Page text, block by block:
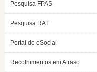
Pesquisa FPAS
Pesquisa RAT
Portal do eSocial
Recolhimentos em Atraso